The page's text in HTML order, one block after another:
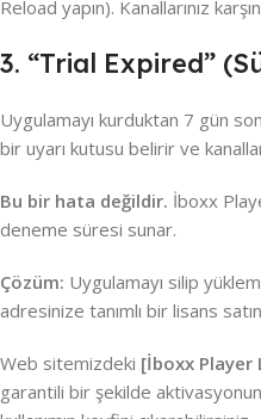
Reload yapın). Kanallarınız
3. “Trial Expired”
Uygulamayı kurduktan 7 gün
bir uyarı kutusu belirir ve
Bu bir hata değildir. İboxx
deneme süresi sunar.
Çözüm: Uygulamayı silip
adresinize tanımlı bir lisans
Web sitemizdeki [İboxx Player
garantili bir şekilde